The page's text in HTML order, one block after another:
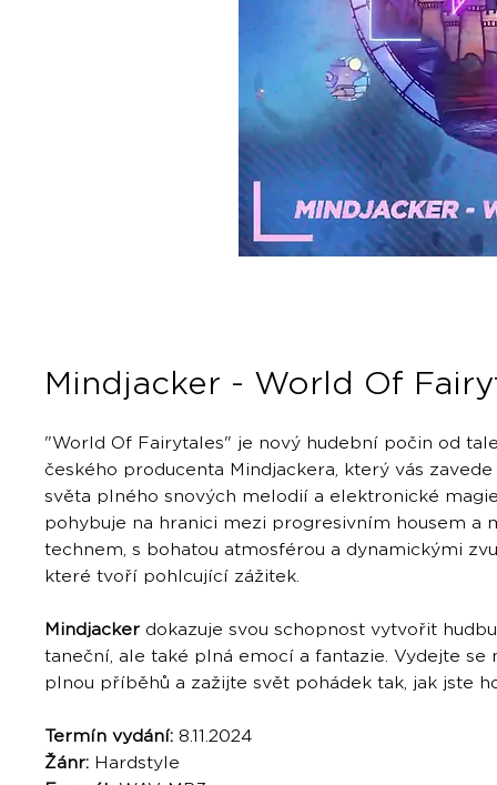
Mindjacker - World Of
"World Of Fairytales" je nový hudební počin od
českého producenta Mindjackera, který vás
světa plného snových melodií a elektronické
pohybuje na hranici mezi progresivním housem a
technem, s bohatou atmosférou a dynamickými
které tvoří pohlcující zážitek.
Mindjacker dokazuje svou schopnost vytvořit
taneční, ale také plná emocí a fantazie. Vydejte se
plnou příběhů a zažijte svět pohádek tak, jak jste
Termín vydání: 8.11.2024
Žánr: Hardstyle